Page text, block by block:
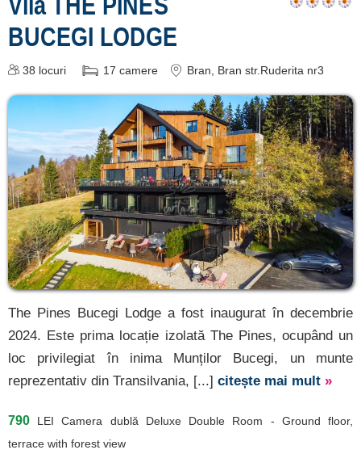
BUCEGI LODGE
38 locuri 17 camere Bran , Bran str.Ruderita nr3
The Pines Bucegi Lodge a fost inaugurat în decembrie
2024. Este prima locație izolată The Pines, ocupând un
loc privilegiat în inima Munților Bucegi, un munte
reprezentativ din Transilvania, [...] citește mai mult »
790 LEI
Camera dublă Deluxe Double Room - Ground floor,
terrace with forest view